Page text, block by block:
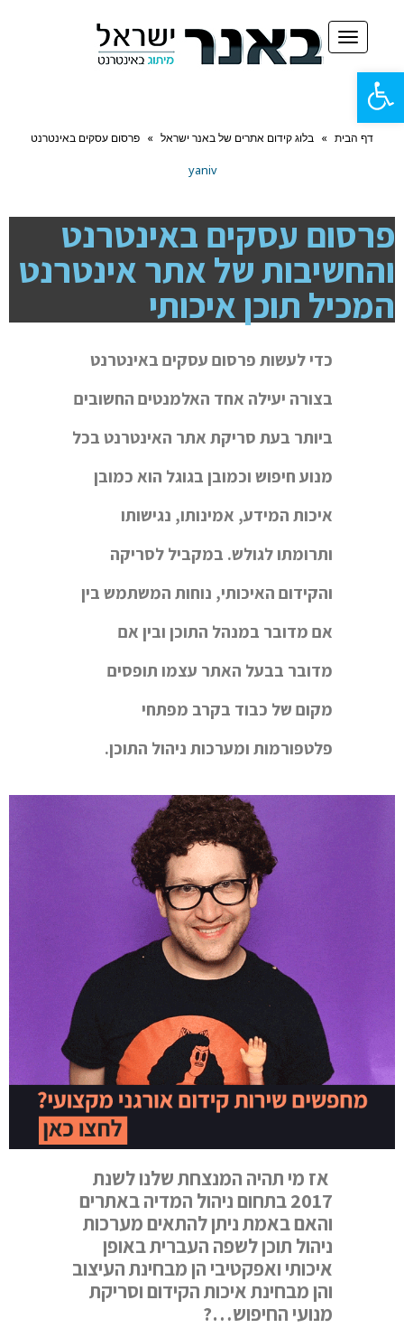
פתח
סרגל
נגישות
תפריט
דף הבית » בלוג קידום אתרים של באנר ישראל » פרסום עסקים באינטרנט
yaniv
פרסום עסקים באינטרנט
והחשיבות של אתר אינטרנט
המכיל תוכן איכותי
כדי לעשות פרסום עסקים באינטרנט
בצורה יעילה אחד האלמנטים החשובים
ביותר בעת סריקת אתר האינטרנט בכל
מנוע חיפוש וכמובן בגוגל הוא כמובן
איכות המידע, אמינותו, נגישותו
ותרומתו לגולש. במקביל לסריקה
והקידום האיכותי, נוחות המשתמש בין
אם מדובר במנהל התוכן ובין אם
מדובר בבעל האתר עצמו תופסים
מקום של כבוד בקרב מפתחי
פלטפורמות ומערכות ניהול התוכן.
אז מי תהיה המנצחת שלנו לשנת
2017 בתחום ניהול המדיה באתרים
והאם באמת ניתן להתאים מערכות
ניהול תוכן לשפה העברית באופן
איכותי ואפקטיבי הן מבחינת העיצוב
והן מבחינת איכות הקידום וסריקת
מנועי החיפוש…?